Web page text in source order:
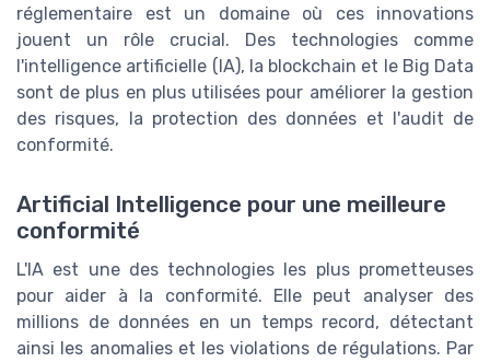
réglementaire est un domaine où ces innovations
jouent un rôle crucial. Des technologies comme
l'intelligence artificielle (IA), la blockchain et le Big Data
sont de plus en plus utilisées pour améliorer la gestion
des risques, la protection des données et l'audit de
conformité.
Artificial Intelligence pour une meilleure
conformité
L'IA est une des technologies les plus prometteuses
pour aider à la conformité. Elle peut analyser des
millions de données en un temps record, détectant
ainsi les anomalies et les violations de régulations. Par